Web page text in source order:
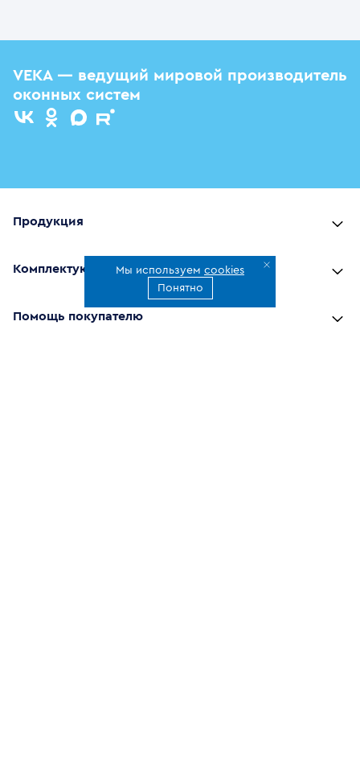
Мы используем cookies
Понятно
VEKA — ведущий мировой производитель
оконных систем
Продукция
Комплектующие
Помощь покупателю